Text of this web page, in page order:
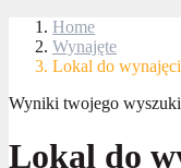
Home
Wynajęte
Lokal do
Wyniki twojego
Lokal do